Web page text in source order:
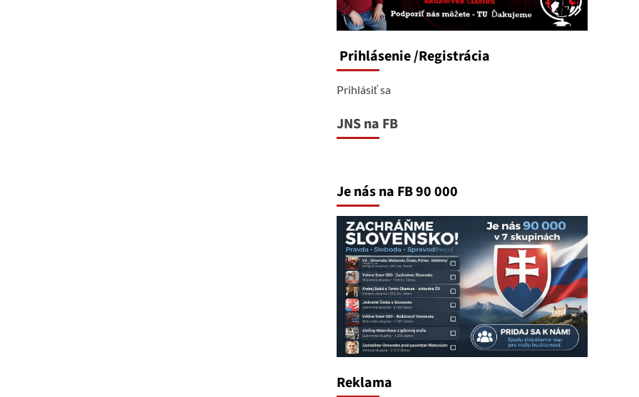
Prihlásenie/Registrácia
Prihlásiť sa
JNS na FB
Je nás na FB 90 000
Reklama